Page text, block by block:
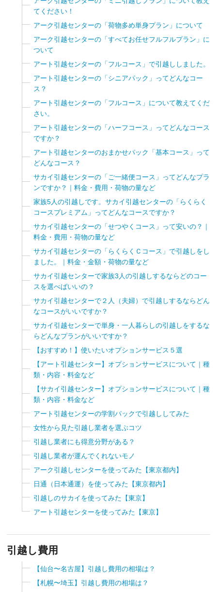
てください！
アーク引越センターの「荷物多め単身プラン」について
アーク引越センターの「すべてお任せフルフルプラン」に
ついて
アート引越センターの「フルコース」で引越ししました。
アート引越センターの「シニアパック」ってどんなコー
ス？
アート引越センターの「フルコース」について教えてくだ
さい。
アート引越センターの「ハーフコース」ってどんなコース
ですか？
アート引越センターのおまかせパック「基本コース」って
どんなコース？
サカイ引越センターの「ご一緒便コース」ってどんなプラ
ンですか？｜料金・費用・荷物の量など
家族5人の引越しです。サカイ引越センターの「らくらく
コースプレミアム」ってどんなコースですか？
サカイ引越センターの「せつやくコース」って安いの？｜
料金・費用・荷物の量など
サカイ引越センターの「らくらくＣコース」で引越しをし
ました。｜料金・金額・荷物の量など
サカイ引越センターで家族3人の引越しするならどのコー
スを選べばいいの？
サカイ引越センターで２人（夫婦）で引越しするならどん
なコースがいいですか？
サカイ引越センターで単身・一人暮らしの引越しをするな
らどんなプランがいいですか？
【おすすめ！】使いたいオプションサービス５選
【アート引越センター】オプションサービスについて｜種
類・内容・料金など
【サカイ引越センター】オプションサービスについて｜種
類・内容・料金など
アート引越センターの学割パックで引越ししてみた
女性から見た引越し業者を選ぶコツ
引越し業者にも得意分野がある？
引越し業者が運んでくれないモノ
アーク引越しセンターを使ってみた【東京都内】
日通（日本通運）を使ってみた【東京都内】
引越しのサカイを使ってみた【東京】
アート引越センターを使ってみた【東京】
引越し費用
【仙台〜名古屋】引越し費用の相場は？
【札幌〜埼玉】引越し費用の相場は？